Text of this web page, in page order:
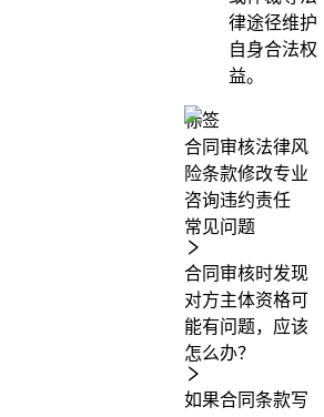
律途径维护
自身合法权
益。
标签
合同审核法律风
险条款修改专业
咨询违约责任
常见问题
合同审核时发现
对方主体资格可
能有问题，应该
怎么办？
如果合同条款写